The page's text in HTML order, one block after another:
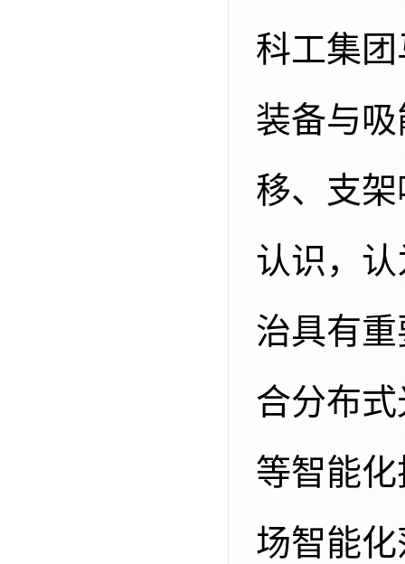
科工集
装备与
移、支
认识，
治具有
合分布
等智能
场智能